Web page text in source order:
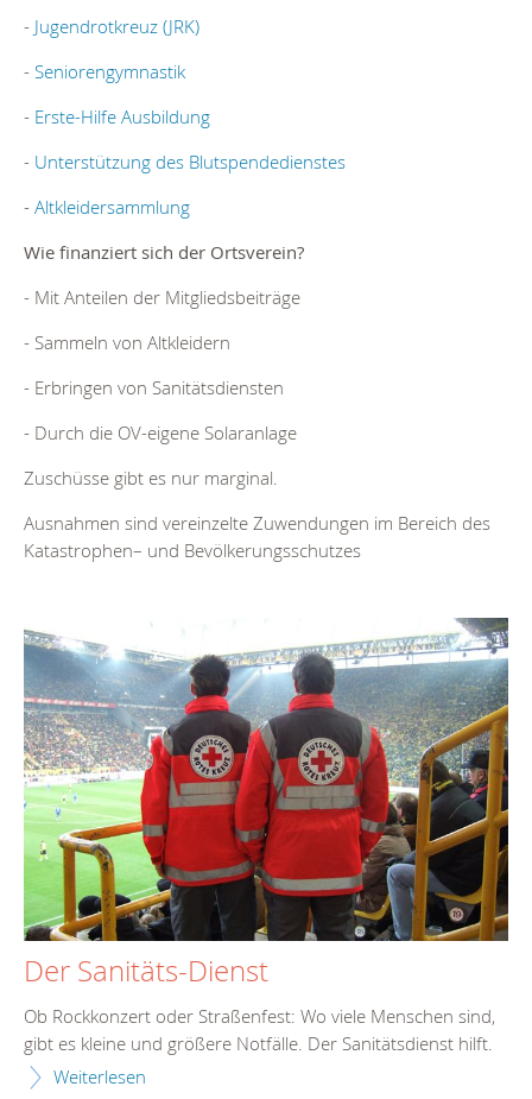
- Jugendrotkreuz (JRK)
- Seniorengymnastik
- Erste-Hilfe Ausbildung
- Unterstützung des Blutspendedienstes
- Altkleidersammlung
Wie finanziert sich der Ortsverein?
- Mit Anteilen der Mitgliedsbeiträge
- Sammeln von Altkleidern
- Erbringen von Sanitätsdiensten
- Durch die OV-eigene Solaranlage
Zuschüsse gibt es nur marginal.
Ausnahmen sind vereinzelte Zuwendungen im Bereich des
Katastrophen– und Bevölkerungsschutzes
Der Sanitäts-Dienst
Ob Rockkonzert oder Straßenfest: Wo viele Menschen sind,
gibt es kleine und größere Notfälle. Der Sanitätsdienst hilft.
Weiterlesen